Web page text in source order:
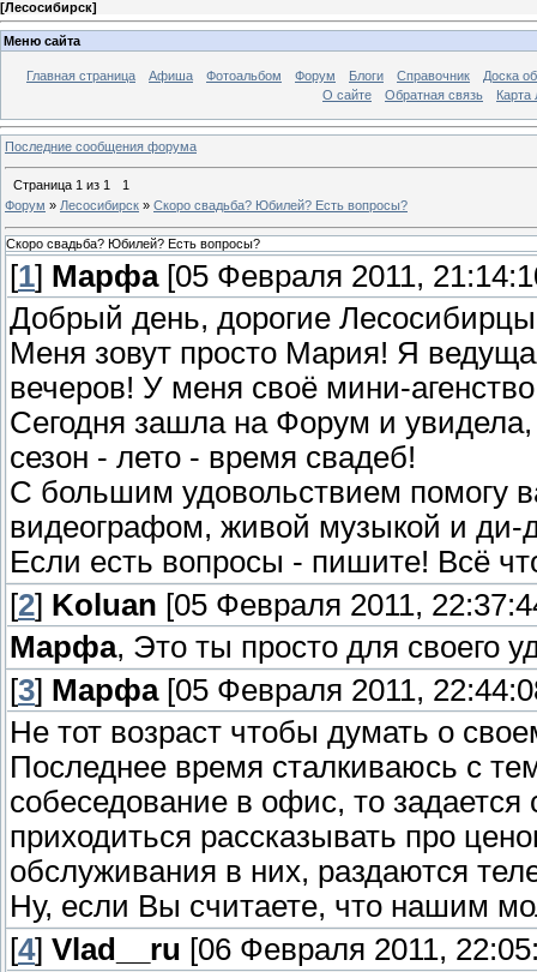
[Лесосибирск]
Меню сайта
Главная страница Афиша Фотоальбом Форум Блоги Справочник
Доска
О сайте
Обратная связь Карта
Последние сообщения форума
Страница 1 из 1
1
Форум » Лесосибирск » Скоро свадьба? Юбилей? Есть вопросы?
Скоро свадьба? Юбилей? Есть вопросы?
[1] Марфа[05 Февраля 2011,
Добрый день, дорогие
Меня зовут просто Мария! Я
вечеров! У меня своё мини-
Сегодня зашла на Форум и
сезон - лето - время свадеб!
С большим удовольствием помогу
видеографом, живой музыкой и
Если есть вопросы - пишите! Всё
[2] Koluan [05 Февраля 2011,
Марфа, Это ты просто для своего
[3] Марфа[05 Февраля 2011,
Не тот возраст чтобы думать о
Последнее время сталкиваюсь с
собеседование в офис, то
приходиться рассказывать про
обслуживания в них, раздаются
Ну, если Вы считаете, что нашим
[4] Vlad__ru [06 Февраля 2011,